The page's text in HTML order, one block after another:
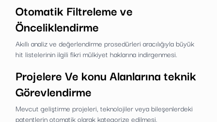
Otomatik Filtreleme ve
Önceliklendirme
Akıllı analiz ve değerlendirme prosedürleri aracılığıyla büyük
hit listelerinin ilgili fikri mülkiyet haklarına indirgenmesi.
Projelere Ve konu Alanlarına teknik
Görevlendirme
Mevcut geliştirme projeleri, teknolojiler veya bileşenlerdeki
patentlerin otomatik olarak kategorize edilmesi.